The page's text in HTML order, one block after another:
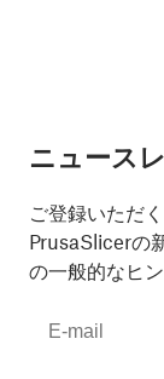
ニュース
ご登録いただく
PrusaSlicerの
の一般的なヒ